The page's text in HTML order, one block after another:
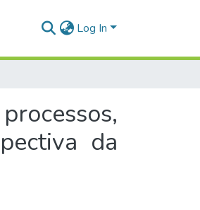
Log In
da